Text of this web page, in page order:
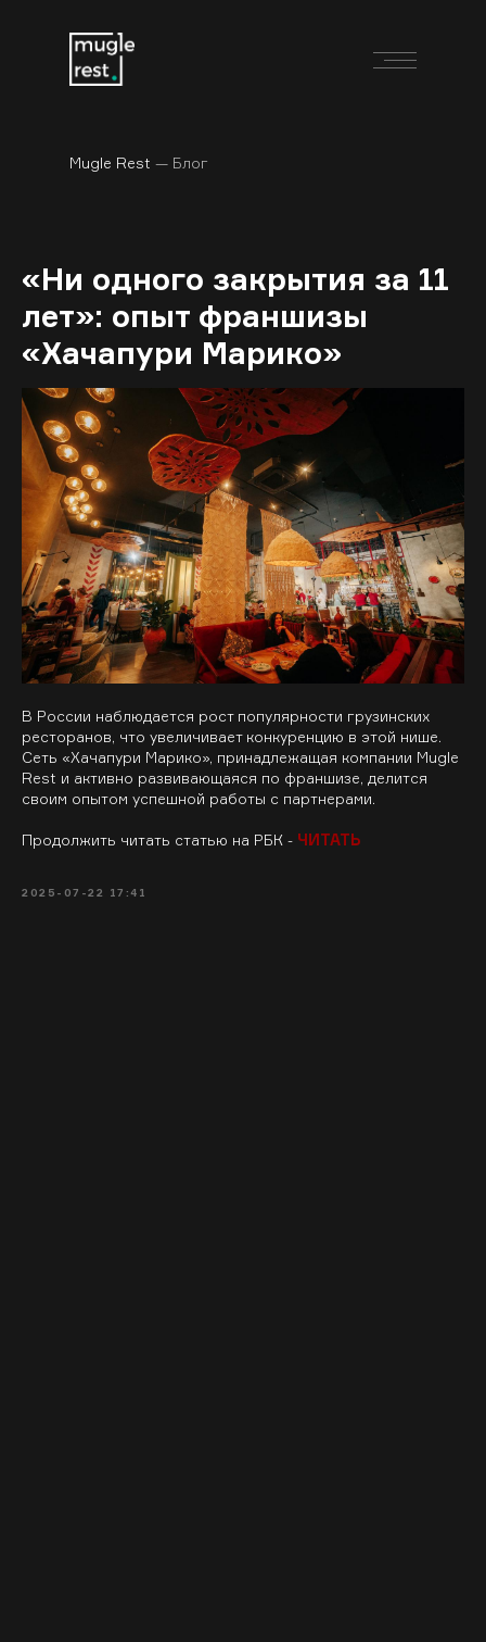
Mugle Rest — Блог
«Ни одного закрытия за 11
лет»: опыт франшизы
«Хачапури Марико»
В России наблюдается рост популярности грузинских
ресторанов, что увеличивает конкуренцию в этой нише.
Сеть «Хачапури Марико», принадлежащая компании Mugle
Rest и активно развивающаяся по франшизе, делится
своим опытом успешной работы с партнерами.
Продолжить читать статью на РБК - ЧИТАТЬ
2025-07-22 17:41